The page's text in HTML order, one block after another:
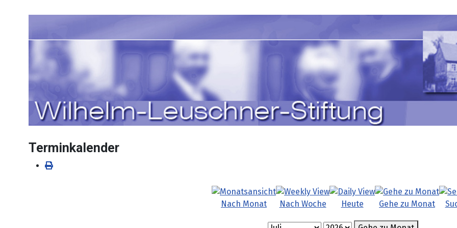
Terminkalender
Nach Monat Nach Woche Heute Gehe zu Monat